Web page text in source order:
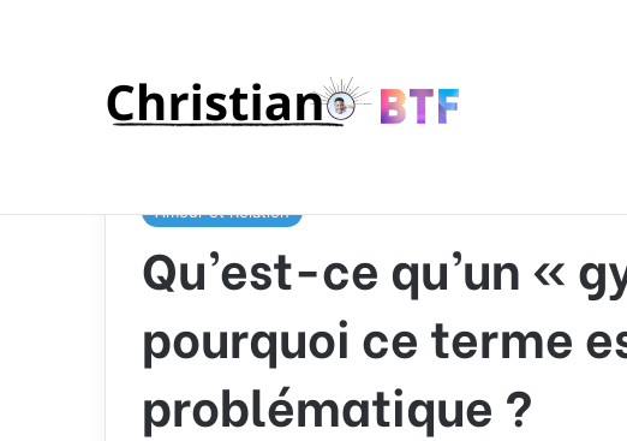
Amour et Relation
Qu’est-ce qu’un «
pourquoi ce terme
problématique ?